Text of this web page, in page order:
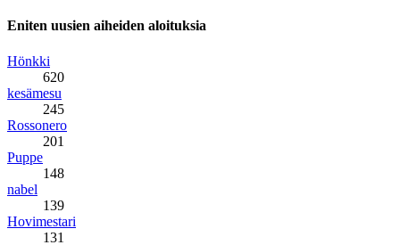
Eniten uusien aiheiden aloituksia
Hönkki
620
kesämesu
245
Rossonero
201
Puppe
148
nabel
139
Hovimestari
131